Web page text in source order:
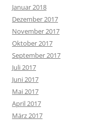
Januar 2018
Dezember 2017
November 2017
Oktober 2017
September 2017
Juli 2017
Juni 2017
Mai 2017
April 2017
März 2017